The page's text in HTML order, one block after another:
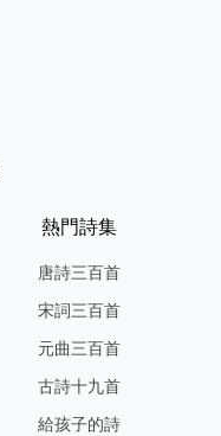
熱門詩集
唐詩三百首
宋詞三百首
元曲三百首
古詩十九首
給孩子的詩